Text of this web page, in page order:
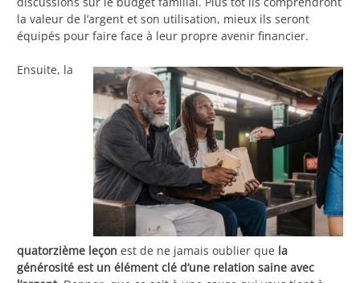
la valeur de l’argent et son utilisation, mieux ils seront
équipés pour faire face à leur propre avenir financier.
Ensuite, la
quatorzième leçon est de ne jamais oublier que la
générosité est un élément clé d’une relation saine avec